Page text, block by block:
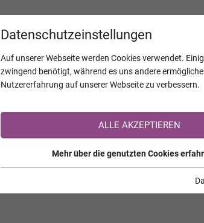
Sie sind noch nicht auf TrauerHilfe.it
>> zur kostenlosen
Datenschutzeinstellungen
Auf unserer Webseite werden Cookies verwendet.
zwingend benötigt, während es uns andere
Nutzererfahrung auf unserer Webseite zu verbessern.
ALLE AKZEPTIEREN
Mehr über die genutzten Cookies
KALENDER JAHRESTAGE